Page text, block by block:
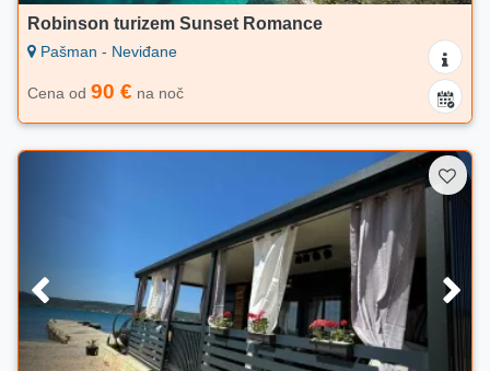
Robinson turizem Sunset Romance
Pašman - Neviđane
Cena od 90 € na noč